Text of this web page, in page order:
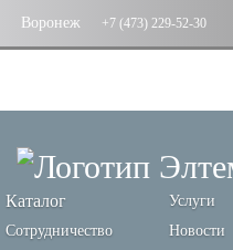
Воронеж +7 (473) 229-52-30
Каталог Услуги
Сотрудничество
Новости